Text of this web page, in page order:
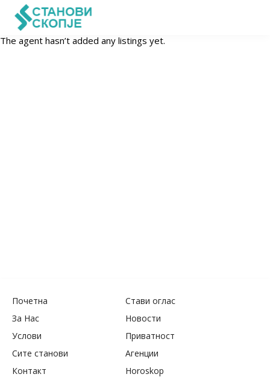
The agent hasn’t added any listings yet.
Почетна
Стави оглас
За Нас
Новости
Услови
Приватност
Сите станови
Агенции
Контакт
Horoskop